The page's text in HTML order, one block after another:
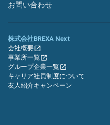
お問い合わせ
株式会社BREXA Next
会社概要
事業所一覧
グループ企業一覧
キャリア社員制度について
友人紹介キャンペーン